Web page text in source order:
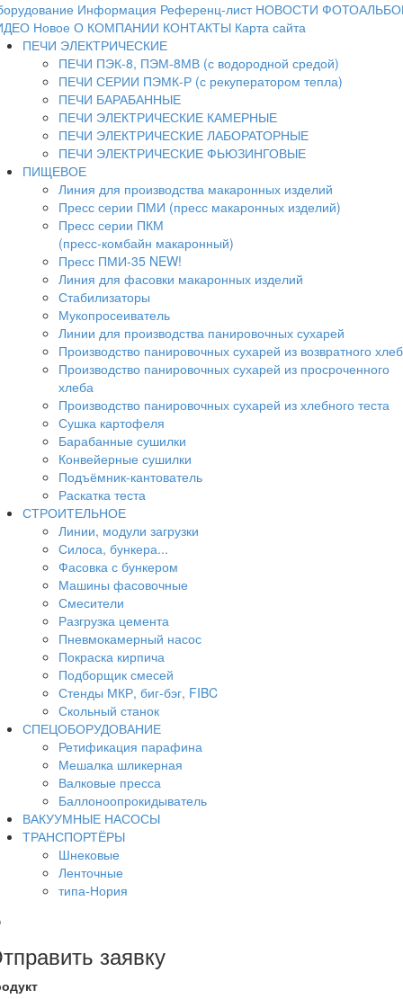
Информация Референц-лист НОВОСТИ
Новое О КОМПАНИИ КОНТАКТЫ Карта сайта
ПЕЧИ ЭЛЕКТРИЧЕСКИЕ
ПЕЧИ ПЭК-8, ПЭМ-8МВ (с водородной средой)
ПЕЧИ СЕРИИ ПЭМК-Р (с рекуператором тепла)
ПЕЧИ БАРАБАННЫЕ
ПЕЧИ ЭЛЕКТРИЧЕСКИЕ КАМЕРНЫЕ
ПЕЧИ ЭЛЕКТРИЧЕСКИЕ ЛАБОРАТОРНЫЕ
ПЕЧИ ЭЛЕКТРИЧЕСКИЕ ФЬЮЗИНГОВЫЕ
ПИЩЕВОЕ
Линия для производства макаронных изделий
Пресс серии ПМИ (пресс макаронных изделий)
Пресс серии ПКМ
(пресс-комбайн макаронный)
Пресс ПМИ-35 NEW!
Линия для фасовки макаронных изделий
Стабилизаторы
Мукопросеиватель
Линии для производства панировочных сухарей
Производство панировочных сухарей из возвратного
Производство панировочных сухарей из просроченного
хлеба
Производство панировочных сухарей из хлебного теста
Сушка картофеля
Барабанные сушилки
Конвейерные сушилки
Подъёмник-кантователь
Раскатка теста
СТРОИТЕЛЬНОЕ
Линии, модули загрузки
Силоса, бункера...
Фасовка с бункером
Машины фасовочные
Смесители
Разгрузка цемента
Пневмокамерный насос
Покраска кирпича
Подборщик смесей
Стенды МКР, биг-бэг, FIBC
Скольный станок
СПЕЦОБОРУДОВАНИЕ
Ретификация парафина
Мешалка шликерная
Валковые пресса
Баллоноопрокидыватель
ВАКУУМНЫЕ НАСОСЫ
ТРАНСПОРТЁРЫ
Шнековые
Ленточные
типа-Нория
заявку